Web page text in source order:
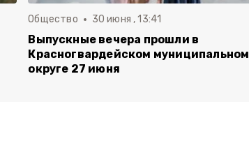
Общество 30 июня , 13:41
Выпускные вечера прошли в
Красногвардейском муниципальном
округе 27 июня